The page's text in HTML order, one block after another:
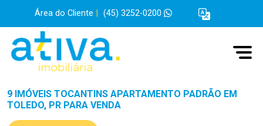
Área do Cliente (45) 3252-0200
9 IMÓVEIS TOCANTINS APARTAMENTO PADRÃO EM
TOLEDO, PR PARA VENDA